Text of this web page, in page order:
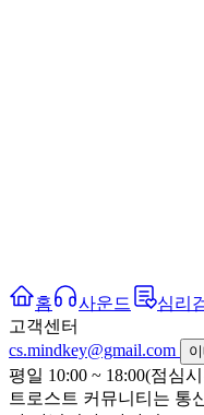
홈 사운드 심리
고객센터
cs.mindkey@gmail.com
평일 10:00 ~ 18:00(점심
트로스트 커뮤니티는 통